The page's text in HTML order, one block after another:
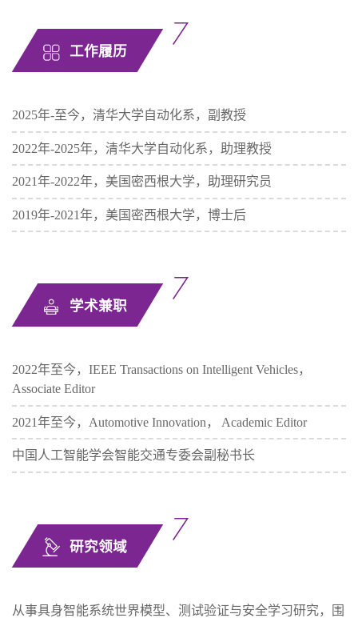
工作履历
2025年-至今，清华大学自动化系，副教授
2022年-2025年，清华大学自动化系，助理教授
2021年-2022年，美国密西根大学，助理研究员
2019年-2021年，美国密西根大学，博士后
学术兼职
2022年至今，IEEE Transactions on Intelligent Vehicles，
Associate Editor
2021年至今，Automotive Innovation， Academic Editor
中国人工智能学会智能交通专委会副秘书长
研究领域
从事具身智能系统世界模型、测试验证与安全学习研究，围